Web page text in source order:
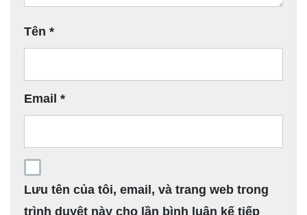
Tên *
Email *
Lưu tên của tôi, email, và trang web trong
trình duyệt này cho lần bình luận kế tiếp